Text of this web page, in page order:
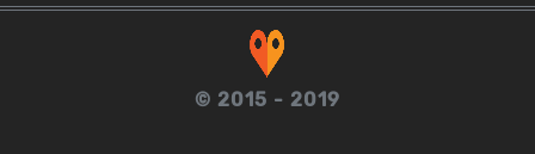
© 2015 - 2019